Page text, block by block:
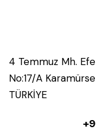
4 Temmuz Mh. Efe
No:17/A
TÜRKİYE